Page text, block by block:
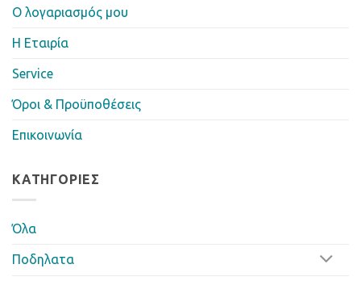
Ο λογαριασμός μου
Η Eταιρία
Service
Όροι & Προϋποθέσεις
Επικοινωνία
ΚΑΤΗΓΟΡΊΕΣ
Όλα
Ποδηλατα